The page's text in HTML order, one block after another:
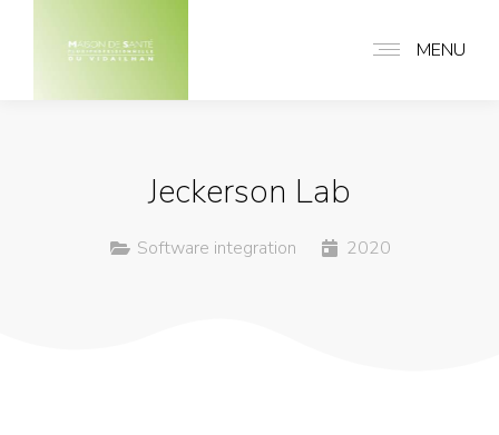
MENU
Jeckerson Lab
Software integration 2020